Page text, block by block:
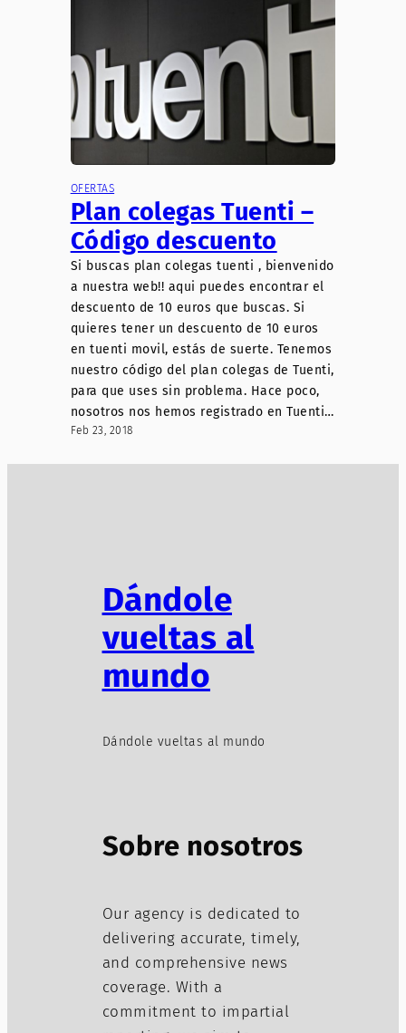
OFERTAS
Plan colegas Tuenti –
Código descuento
Si buscas plan colegas tuenti , bienvenido
a nuestra web!! aqui puedes encontrar el
descuento de 10 euros que buscas. Si
quieres tener un descuento de 10 euros
en tuenti movil, estás de suerte. Tenemos
nuestro código del plan colegas de Tuenti,
para que uses sin problema. Hace poco,
nosotros nos hemos registrado en Tuenti…
Feb 23, 2018
Dándole
vueltas al
mundo
Dándole vueltas al mundo
Sobre nosotros
Our agency is dedicated to
delivering accurate, timely,
and comprehensive news
coverage. With a
commitment to impartial